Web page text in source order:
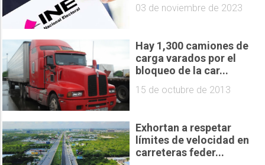
03 de noviembre de 2023
Hay 1,300 camiones de
carga varados por el
bloqueo de la car...
15 de octubre de 2013
Exhortan a respetar
límites de velocidad en
carreteras feder...